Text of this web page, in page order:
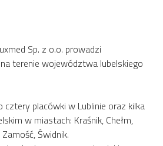
Sp. z o.o. prowadzi
terenie województwa lubelskiego
placówki w Lublinie oraz kilka
w miastach: Kraśnik, Chełm,
Świdnik.